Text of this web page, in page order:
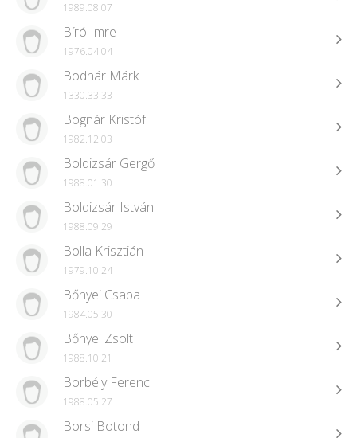
1989.08.07
Bíró Imre
1976.04.04
Bodnár Márk
1330.33.33
Bognár Kristóf
1982.12.03
Boldizsár Gergő
1988.01.30
Boldizsár István
1988.09.29
Bolla Krisztián
1979.10.24
Bőnyei Csaba
1984.05.30
Bőnyei Zsolt
1988.10.21
Borbély Ferenc
1988.05.27
Borsi Botond